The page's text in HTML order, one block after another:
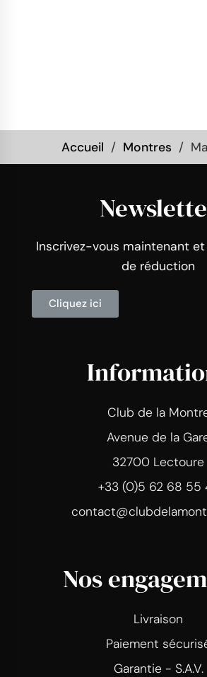
Accueil Montres
Inscrivez-vous maintenant et
de réduction
Cliquez ici
Club de la
Avenue de la
32700 Lectoure
+33 (0)5 62 68 55
Nos
Livraison
Paiement
Garantie - S.A.V.